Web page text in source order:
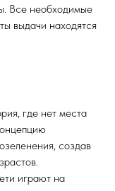
Все необходимые
выдачи находятся
где нет места
создав
играют на